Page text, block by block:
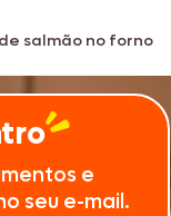
salmão no forno
e
seu e-mail.